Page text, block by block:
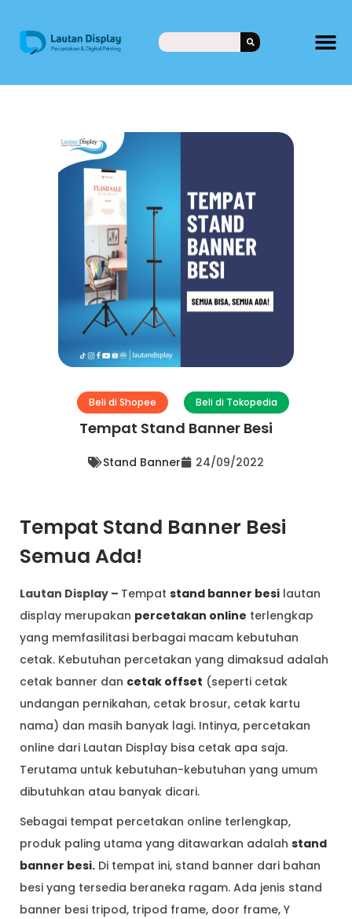
Beli di Shopee Beli di Tokopedia
Tempat Stand Banner Besi
Stand Banner 24/09/2022
Tempat Stand Banner Besi
Semua Ada!
Lautan Display – Tempat stand banner besi lautan
display merupakan percetakan online terlengkap
yang memfasilitasi berbagai macam kebutuhan
cetak. Kebutuhan percetakan yang dimaksud adalah
cetak banner dan cetak offset (seperti cetak
undangan pernikahan, cetak brosur, cetak kartu
nama) dan masih banyak lagi. Intinya, percetakan
online dari Lautan Display bisa cetak apa saja.
Terutama untuk kebutuhan-kebutuhan yang umum
dibutuhkan atau banyak dicari.
Sebagai tempat percetakan online terlengkap,
produk paling utama yang ditawarkan adalah stand
banner besi. Di tempat ini, stand banner dari bahan
besi yang tersedia beraneka ragam. Ada jenis stand
banner besi tripod, tripod frame, door frame, Y